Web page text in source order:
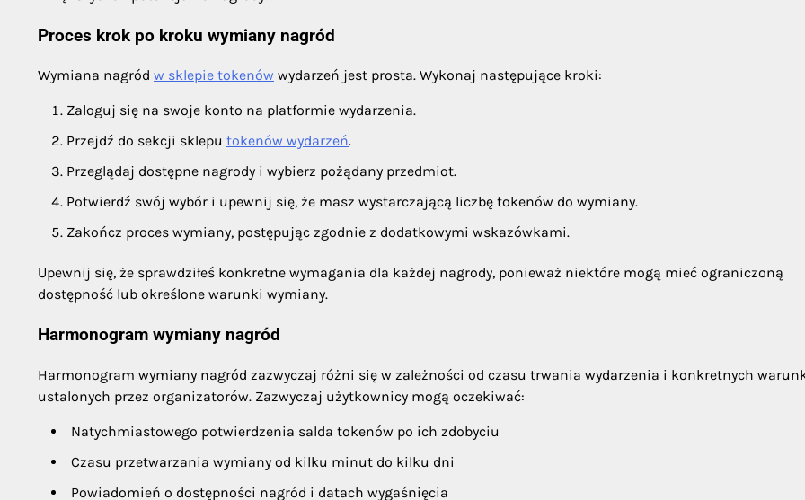
Proces krok po kroku wymiany nagród
Wymiana nagród w sklepie tokenów wydarzeń jest prosta. Wykonaj następujące kroki:
Zaloguj się na swoje konto na platformie wydarzenia.
Przejdź do sekcji sklepu tokenów wydarzeń.
Przeglądaj dostępne nagrody i wybierz pożądany przedmiot.
Potwierdź swój wybór i upewnij się, że masz wystarczającą liczbę tokenów do wymiany.
Zakończ proces wymiany, postępując zgodnie z dodatkowymi wskazówkami.
Upewnij się, że sprawdziłeś konkretne wymagania dla każdej nagrody, ponieważ niektóre mogą mieć ograniczoną
dostępność lub określone warunki wymiany.
Harmonogram wymiany nagród
Harmonogram wymiany nagród zazwyczaj różni się w zależności od czasu trwania wydarzenia i konkretnych
ustalonych przez organizatorów. Zazwyczaj użytkownicy mogą oczekiwać:
Natychmiastowego potwierdzenia salda tokenów po ich zdobyciu
Czasu przetwarzania wymiany od kilku minut do kilku dni
Powiadomień o dostępności nagród i datach wygaśnięcia